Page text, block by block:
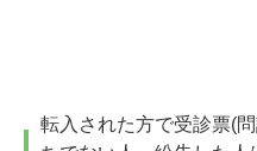
転入された方で受診票(